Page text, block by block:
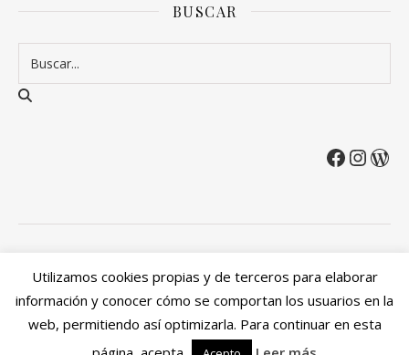
BUSCAR
Política de privacidad Política de devoluciones y reembolsos
Mi cuenta
Ashe Tema deWP Royal
Utilizamos cookies propias y de terceros para elaborar
información y conocer cómo se comportan los usuarios en la
web, permitiendo así optimizarla. Para continuar en esta